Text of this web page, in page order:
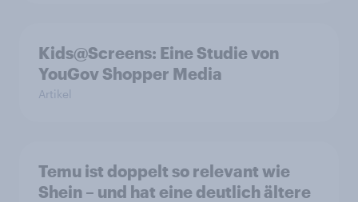
Kids@Screens: Eine Studie von
YouGov Shopper Media
Artikel
Temu ist doppelt so relevant wie
Shein – und hat eine deutlich ältere